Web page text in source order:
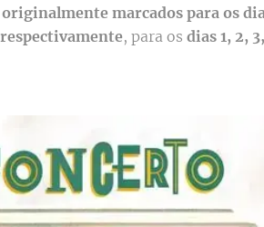
originalmente marcados para os
respectivamente, para os dias 1, 2,